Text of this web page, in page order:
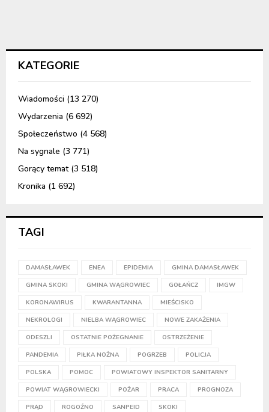
KATEGORIE
Wiadomości (13 270)
Wydarzenia (6 692)
Społeczeństwo (4 568)
Na sygnale (3 771)
Gorący temat(3 518)
Kronika (1 692)
TAGI
DAMASŁAWEK ENEA EPIDEMIA GMINA DAMASŁAWEK
GMINA SKOKI GMINA WĄGROWIEC GOŁAŃCZ IMGW
KORONAWIRUS KWARANTANNA MIEŚCISKO
NEKROLOGI NIELBA WĄGROWIEC NOWE ZAKAŻENIA
ODESZLI OSTATNIE POŻEGNANIE OSTRZEŻENIE
PANDEMIA PIŁKA NOŻNA POGRZEB POLICJA
POLSKA POMOC POWIATOWY INSPEKTOR SANITARNY
POWIAT WĄGROWIECKI POŻAR PRACA PROGNOZA
PRĄD ROGOŹNO SANPEID SKOKI